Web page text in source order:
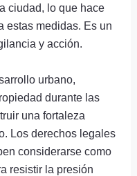
ciudad, lo que hace
estas medidas. Es un
y acción.
urbano,
durante las
una fortaleza
Los derechos legales
considerarse como
resistir la presión